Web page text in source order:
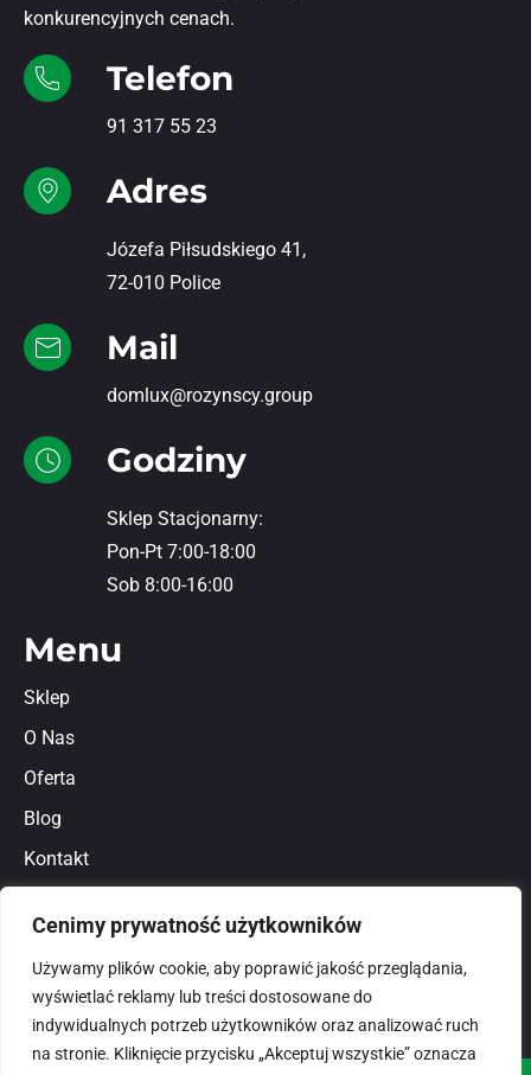
Cenimy prywatność użytkowników
Używamy plików cookie, aby poprawić jakość przeglądania,
wyświetlać reklamy lub treści dostosowane do
indywidualnych potrzeb użytkowników oraz analizować ruch
na stronie. Kliknięcie przycisku „Akceptuj wszystkie” oznacza
konkurencyjnych cenach.
Telefon
91 317 55 23
Adres
Józefa Piłsudskiego 41,
72-010 Police
Mail
domlux@rozynscy.group
Godziny
Sklep Stacjonarny:
Pon-Pt 7:00-18:00
Sob 8:00-16:00
Menu
Sklep
O Nas
Oferta
Blog
Kontakt
Polityka prywatności